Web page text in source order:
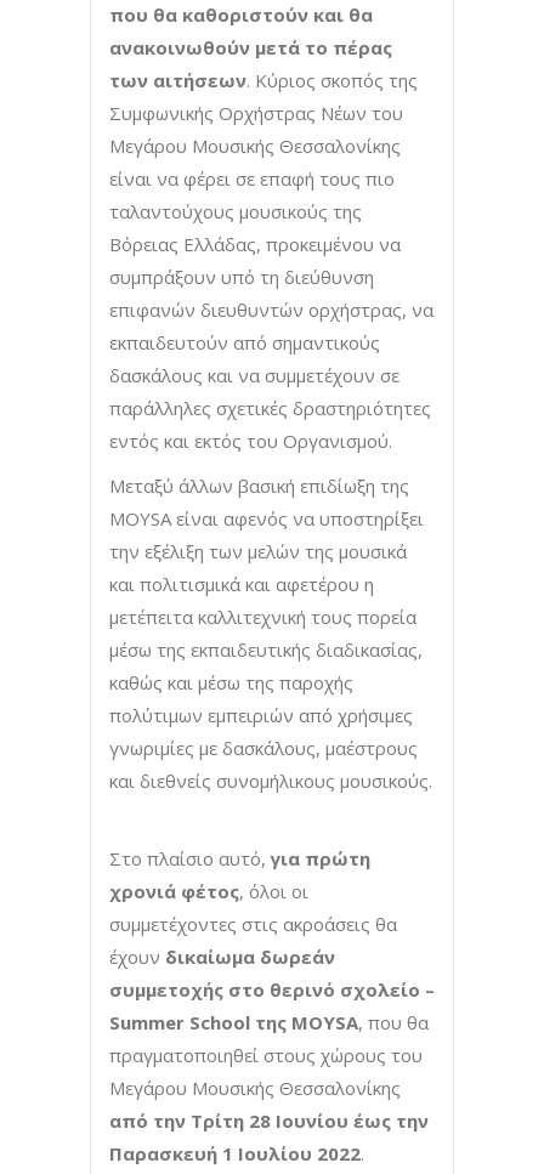
που θα καθοριστούν και θα
ανακοινωθούν μετά το πέρας
των αιτήσεων. Κύριος σκοπός της
Συμφωνικής Ορχήστρας Νέων του
Μεγάρου Μουσικής Θεσσαλονίκης
είναι να φέρει σε επαφή τους πιο
ταλαντούχους μουσικούς της
Βόρειας Ελλάδας, προκειμένου να
συμπράξουν υπό τη διεύθυνση
επιφανών διευθυντών ορχήστρας, να
εκπαιδευτούν από σημαντικούς
δασκάλους και να συμμετέχουν σε
παράλληλες σχετικές δραστηριότητες
εντός και εκτός του Οργανισμού.
Μεταξύ άλλων βασική επιδίωξη της
MOYSA είναι αφενός να υποστηρίξει
την εξέλιξη των μελών της μουσικά
και πολιτισμικά και αφετέρου η
μετέπειτα καλλιτεχνική τους πορεία
μέσω της εκπαιδευτικής διαδικασίας,
καθώς και μέσω της παροχής
πολύτιμων εμπειριών από χρήσιμες
γνωριμίες με δασκάλους, μαέστρους
και διεθνείς συνομήλικους μουσικούς.
Στο πλαίσιο αυτό,για πρώτη
χρονιά φέτος, όλοι οι
συμμετέχοντες στις ακροάσεις θα
έχουν δικαίωμα δωρεάν
συμμετοχής στο θερινό σχολείο –
Summer School της MOYSA, που θα
πραγματοποιηθεί στους χώρους του
Μεγάρου Μουσικής Θεσσαλονίκης
από την Τρίτη 28 Ιουνίου έως την
Παρασκευή 1 Ιουλίου 2022.